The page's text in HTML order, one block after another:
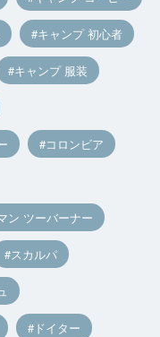
キャンプ 初心者
キャンプ 服装
コロンビア
ン ツーバーナー
スカルパ
ドイター